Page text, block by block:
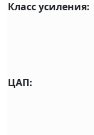
Класс усиления:
ЦАП: